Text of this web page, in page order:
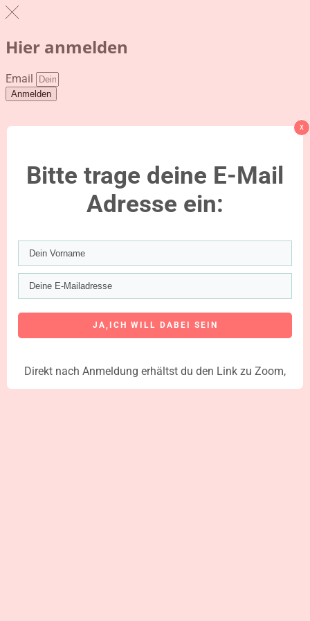
Bitte trage deine E-Mail
Adresse ein:
JA,ICH WILL DABEI SEIN
Direkt nach Anmeldung erhältst du den Link zu Zoom,
x
Hier anmelden
Email
Anmelden